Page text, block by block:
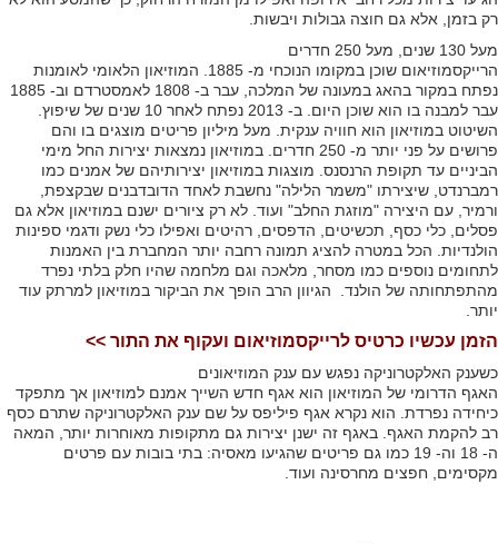
רק בזמן, אלא גם חוצה גבולות ויבשות.
מעל 130 שנים, מעל 250 חדרים
הרייקסמוזיאום שוכן במקומו הנוכחי מ- 1885. המוזיאון הלאומי לאומנות
נפתח במקור בהאג במעונה של המלכה, עבר ב- 1808 לאמסטרדם וב- 1885
עבר למבנה בו הוא שוכן היום. ב- 2013 נפתח לאחר 10 שנים של שיפוץ.
השיטוט במוזיאון הוא חוויה ענקית. מעל מיליון פריטים מוצגים בו והם
פרושים על פני יותר מ- 250 חדרים. במוזיאון נמצאות יצירות החל מימי
הביניים עד תקופת הרנסנס. מוצגות במוזיאון יצירותיהם של אמנים כמו
רמברנדט, שיצירתו "משמר הלילה" נחשבת לאחד הדובדבנים שבקצפת,
ורמיר, עם היצירה "מוזגת החלב" ועוד. לא רק ציורים ישנם במוזיאון אלא גם
פסלים, כלי כסף, תכשיטים, הדפסים, רהיטים ואפילו כלי נשק ודגמי ספינות
הולנדיות. הכל במטרה להציג תמונה רחבה יותר המחברת בין האמנות
לתחומים נוספים כמו מסחר, מלאכה וגם מלחמה שהיו חלק בלתי נפרד
מהתפתחותה של הולנד. הגיוון הרב הופך את הביקור במוזיאון למרתק עוד
יותר.
הזמן עכשיו כרטיס לרייקסמוזיאום ועקוף את התור >>
כשענק האלקטרוניקה נפגש עם ענק המוזיאונים
האגף הדרומי של המוזיאון הוא אגף חדש השייך אמנם למוזיאון אך מתפקד
כיחידה נפרדת. הוא נקרא אגף פיליפס על שם ענק האלקטרוניקה שתרם כסף
רב להקמת האגף. באגף זה ישנן יצירות גם מתקופות מאוחרות יותר, המאה
ה- 18 וה- 19 כמו גם פריטים שהגיעו מאסיה: בתי בובות עם פרטים
מקסימים, חפצים מחרסינה ועוד.